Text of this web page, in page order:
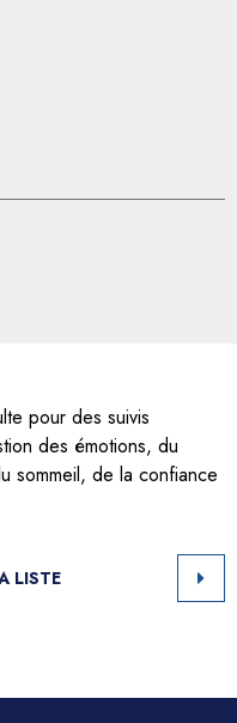
pour des suivis
des émotions, du
sommeil, de la confiance
LISTE